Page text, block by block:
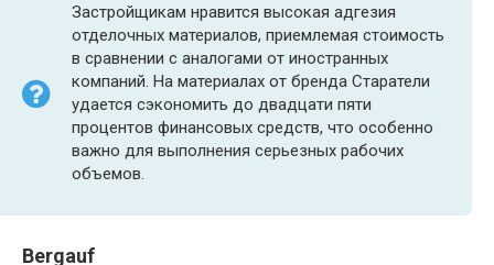
Застройщикам нравится высокая адгезия
отделочных материалов, приемлемая стоимость
в сравнении с аналогами от иностранных
компаний. На материалах от бренда Старатели
удается сэкономить до двадцати пяти
процентов финансовых средств, что особенно
важно для выполнения серьезных рабочих
объемов.
Bergauf